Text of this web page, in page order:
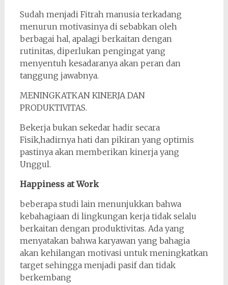
Sudah menjadi Fitrah manusia terkadang
menurun motivasinya di sebabkan oleh
berbagai hal, apalagi berkaitan dengan
rutinitas, diperlukan pengingat yang
menyentuh kesadaranya akan peran dan
tanggung jawabnya.
MENINGKATKAN KINERJA DAN
PRODUKTIVITAS.
Bekerja bukan sekedar hadir secara
Fisik,hadirnya hati dan pikiran yang optimis
pastinya akan memberikan kinerja yang
Unggul.
Happiness at Work
beberapa studi lain menunjukkan bahwa
kebahagiaan di lingkungan kerja tidak selalu
berkaitan dengan produktivitas. Ada yang
menyatakan bahwa karyawan yang bahagia
akan kehilangan motivasi untuk meningkatkan
target sehingga menjadi pasif dan tidak
berkembang